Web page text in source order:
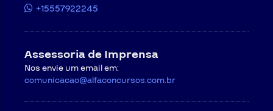
+15557922245
Assessoria de Imprensa
Nos envie um email em:
comunicacao@alfaconcursos.com.br